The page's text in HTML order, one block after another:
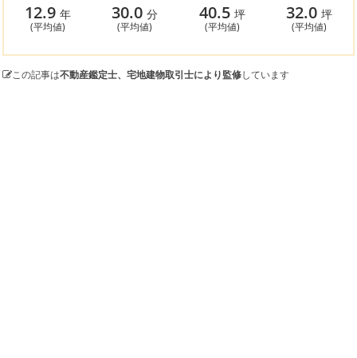
12.9 年
(平均値)
30.0分
(平均値)
40.5 坪
(平均値)
32.0坪
(平均値)
この記事は不動産鑑定士、宅地建物取引士により監修しています